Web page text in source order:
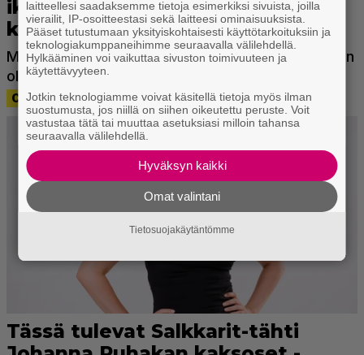
laitteellesi saadaksemme tietoja esimerkiksi sivuista, joilla
vierailit, IP-osoitteestasi sekä laitteesi ominaisuuksista.
Pääset tutustumaan yksityiskohtaisesti käyttötarkoituksiin ja
teknologiakumppaneihimme seuraavalla välilehdellä.
Hylkääminen voi vaikuttaa sivuston toimivuuteen ja
käytettävyyteen.
Jotkin teknologiamme voivat käsitellä tietoja myös ilman
suostumusta, jos niillä on siihen oikeutettu peruste. Voit
vastustaa tätä tai muuttaa asetuksiasi milloin tahansa
seuraavalla välilehdellä.
Hyväksyn kaikki
Omat valintani
Tietosuojakäytäntömme